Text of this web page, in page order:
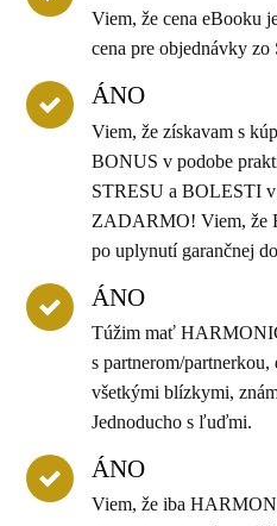
Viem, že cena eBooku
cena pre objednávky zo
ÁNO
Viem, že získavam s
BONUS v podobe
STRESU a BOLESTI
ZADARMO! Viem, že
po uplynutí garančnej
ÁNO
Túžim mať
s partnerom/
všetkými blízkymi,
Jednoducho s ľuďmi.
ÁNO
Viem, že iba